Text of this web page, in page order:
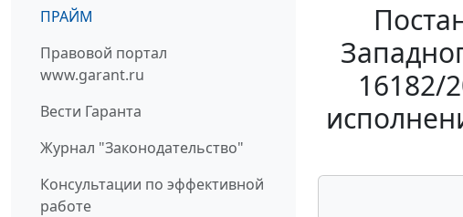
ПРАЙМ
Правовой портал
www.garant.ru
Вести Гаранта
Журнал "Законодательство"
Консультации по эффективной
работе
16182/